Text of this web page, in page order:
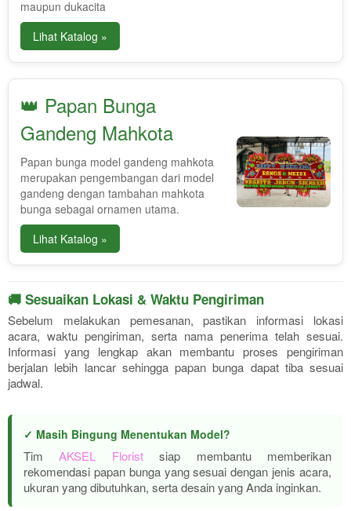
maupun dukacita
Lihat Katalog »
👑 Papan Bunga
Gandeng Mahkota
Papan bunga model gandeng mahkota
merupakan pengembangan dari model
gandeng dengan tambahan mahkota
bunga sebagai ornamen utama.
Lihat Katalog »
🚚 Sesuaikan Lokasi & Waktu Pengiriman
Sebelum melakukan pemesanan, pastikan informasi lokasi
acara, waktu pengiriman, serta nama penerima telah sesuai.
Informasi yang lengkap akan membantu proses pengiriman
berjalan lebih lancar sehingga papan bunga dapat tiba sesuai
jadwal.
✓ Masih Bingung Menentukan Model?
TimAKSEL Floristsiap membantu memberikan
rekomendasi papan bunga yang sesuai dengan jenis acara,
ukuran yang dibutuhkan, serta desain yang Anda inginkan.